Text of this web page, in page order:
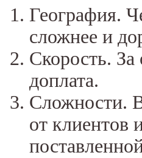
География.
сложнее и
Скорость. За
доплата.
Сложности.
от клиентов